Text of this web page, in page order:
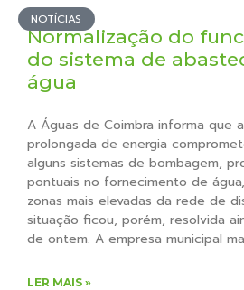
NOTÍCIAS
Normalização do
do sistema de
água
A Águas de Coimbra informa que
prolongada de energia
alguns sistemas de bombagem,
pontuais no fornecimento de
zonas mais elevadas da rede de
situação ficou, porém, resolvida
de ontem. A empresa municipal
LER MAIS »